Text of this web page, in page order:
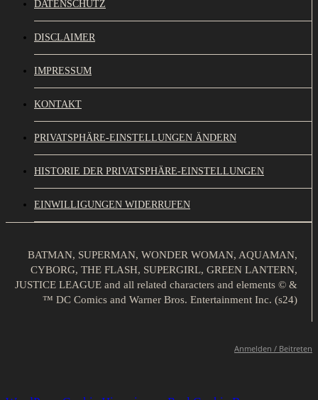
DATENSCHUTZ
DISCLAIMER
IMPRESSUM
KONTAKT
PRIVATSPHÄRE-EINSTELLUNGEN ÄNDERN
HISTORIE DER PRIVATSPHÄRE-EINSTELLUNGEN
EINWILLIGUNGEN WIDERRUFEN
BATMAN, SUPERMAN, WONDER WOMAN, AQUAMAN,
CYBORG, THE FLASH, SUPERGIRL, GREEN LANTERN,
JUSTICE LEAGUE and all related characters and elements © &
™ DC Comics and Warner Bros. Entertainment Inc. (s24)
Anmelden / Beitreten